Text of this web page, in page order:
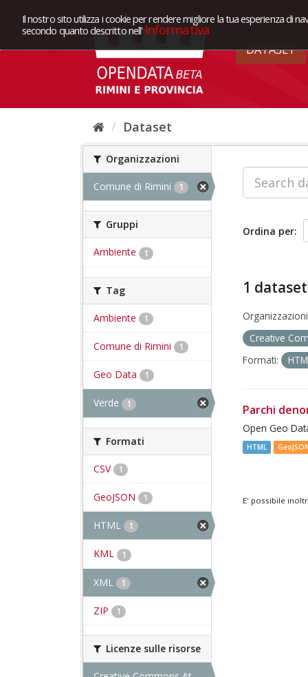
Il nostro sito utilizza i cookie per rendere migliore la tua esperienza di
secondo quanto descritto nell' Informativa
DATASET
Dataset
Organizzazioni
Comune di Rimini 1
Gruppi
Ambiente 1
Tag
Ambiente 1
Comune di Rimini 1
Geo Data 1
Verde 1
Formati
CSV 1
GeoJSON 1
HTML 1
KML 1
XML 1
ZIP 1
Licenze sulle risorse
Ordina per
1
Creative
Formati:
Parchi
Open Geo
HTML
E' possibile